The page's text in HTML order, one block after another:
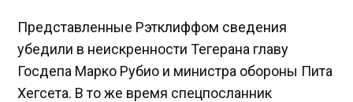
Представленные Рэтклиффом сведения
убедили в неискренности Тегерана главу
Госдепа Марко Рубио и министра обороны Пита
Хегсета. В то же время спецпосланник